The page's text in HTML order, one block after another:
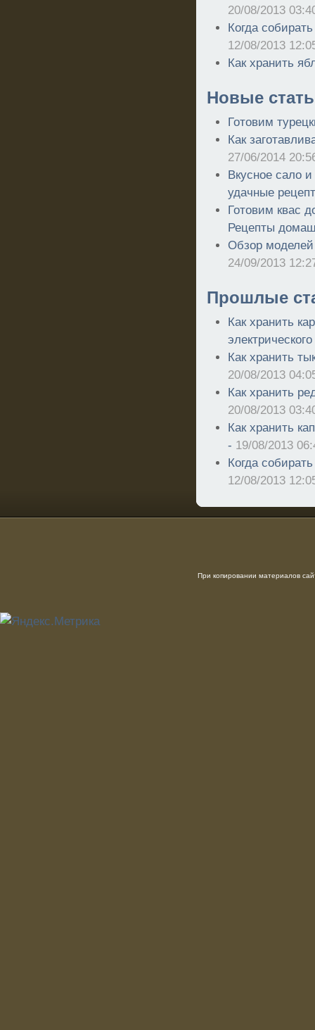
20/08/2013
Когда
12/08/2013
Как хранить
Новые
Готовим
Как
27/06/2014
Вкусное сало
удачные
Готовим квас
Рецепты
Обзор
24/09/2013
Прошлые
Как хранить
Как хранить
20/08/2013
Как хранить
20/08/2013
Как хранить
- 19/08/2013
Когда
12/08/2013
При копировании материалов